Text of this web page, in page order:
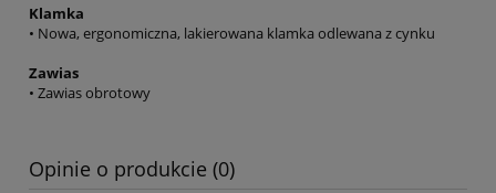
Klamka
• Nowa, ergonomiczna, lakierowana klamka odlewana z cynku
Zawias
• Zawias obrotowy
Opinie o produkcie (0)